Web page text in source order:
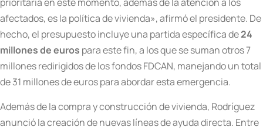
prioritaria en este momento, además de la atención a los
afectados, es la política de vivienda», afirmó el presidente. De
hecho, el presupuesto incluye una partida específica de24
millones de euros para este fin, a los que se suman otros 7
millones redirigidos de los fondos FDCAN, manejando un total
de 31 millones de euros para abordar esta emergencia.
Además de la compra y construcción de vivienda, Rodríguez
anunció la creación de nuevas líneas de ayuda directa. Entre